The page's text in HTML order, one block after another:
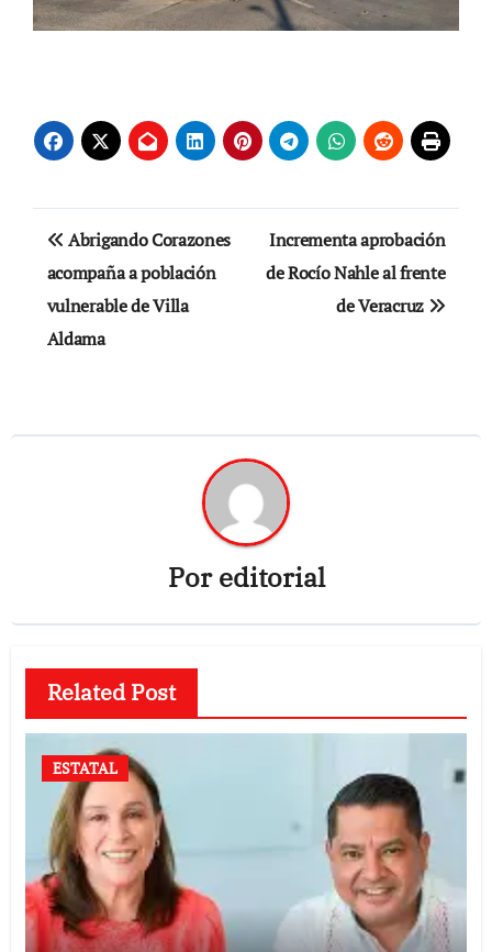
Navegación
de
entradas
Abrigando Corazones
acompaña a población
vulnerable de Villa
Aldama
Incrementa aprobación
de Rocío Nahle al frente
de Veracruz
Poreditorial
Related Post
ESTATAL